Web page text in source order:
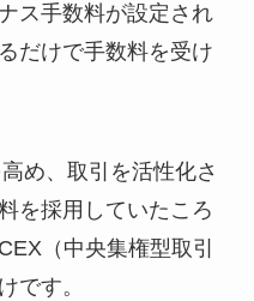
ス手数料が設定され
だけで手数料を受け
め、取引を活性化さ
を採用していたころ
（中央集権型取引
です。